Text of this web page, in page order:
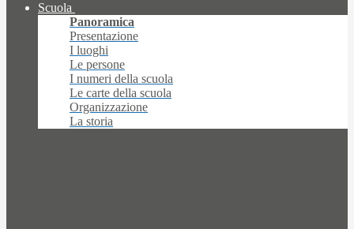
Scuola
Panoramica
Presentazione
I luoghi
Le persone
I numeri della scuola
Le carte della scuola
Organizzazione
La storia